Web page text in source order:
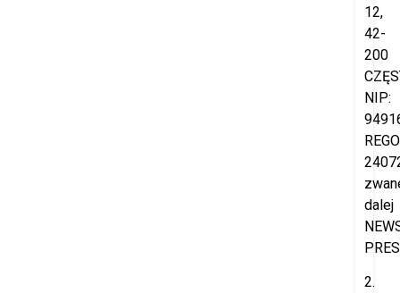
12,
42-
200
NIP:
dalej
2.